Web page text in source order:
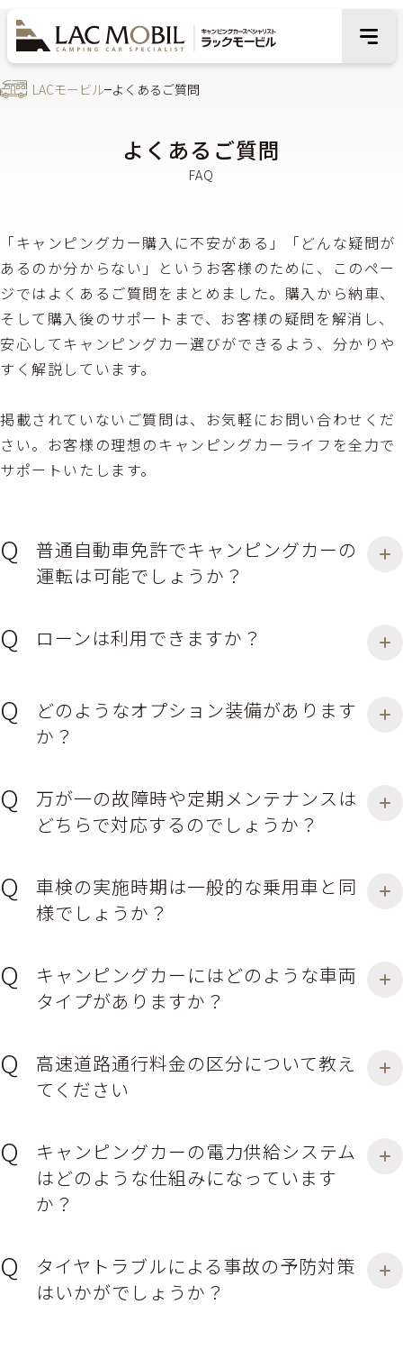
LACモービル よくあるご質問
よくあるご質問
「キャンピングカー購入に不安がある」「どんな疑問が
あるのか分からない」というお客様のために、このペー
ジではよくあるご質問をまとめました。購入から納車、
そして購入後のサポートまで、お客様の疑問を解消し、
安心してキャンピングカー選びができるよう、分かりや
すく解説しています。
掲載されていないご質問は、お気軽にお問い合わせくだ
さい。お客様の理想のキャンピングカーライフを全力で
サポートいたします。
普通自動車免許でキャンピングカーの
運転は可能でしょうか？
ローンは利用できますか？
どのようなオプション装備があります
か？
万が一の故障時や定期メンテナンスは
どちらで対応するのでしょうか？
車検の実施時期は一般的な乗用車と同
様でしょうか？
キャンピングカーにはどのような車両
タイプがありますか？
高速道路通行料金の区分について教え
てください
キャンピングカーの電力供給システム
は どのような仕組みになっています
か？
タイヤトラブルによる事故の予防対策
はいかがでしょうか？